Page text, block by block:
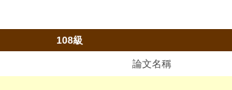
108級
論文名稱